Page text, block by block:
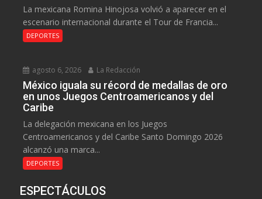
La mexicana Romina Hinojosa volvió a aparecer en el
escenario internacional durante el Tour de Francia...
DEPORTES
agosto 6, 2026 La Redacción
México iguala su récord de medallas de oro
en unos Juegos Centroamericanos y del
Caribe
La delegación mexicana en los Juegos
Centroamericanos y del Caribe Santo Domingo 2026
alcanzó una marca...
DEPORTES
ESPECTÁCULOS